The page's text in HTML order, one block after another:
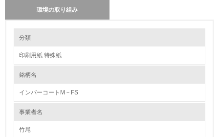
環境の取り組み
1.環境取り組み体制
分類
印刷用紙 特殊紙
銘柄名
インバーコートM－FS
事業者名
竹尾